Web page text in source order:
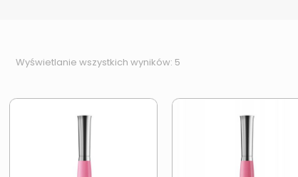
Wyświetlanie wszystkich wyników: 5